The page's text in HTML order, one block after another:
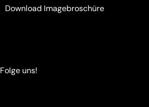
Download Imagebroschüre
Folge uns!